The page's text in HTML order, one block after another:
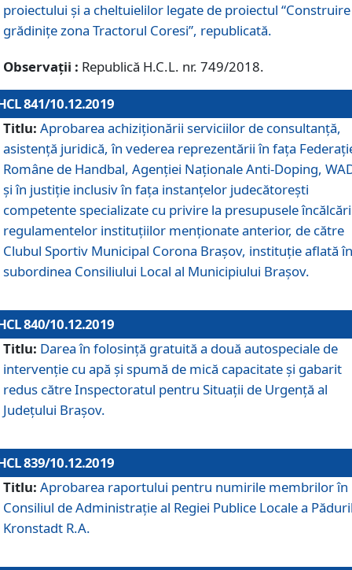
proiectului și a cheltuielilor legate de proiectul “Construire
grădinițe zona Tractorul Coresi”, republicată.
Observații : Republică H.C.L. nr. 749/2018.
841/10.12.2019
Titlu: Aprobarea achiziționării serviciilor de consultanță,
asistență juridică, în vederea reprezentării în fața
Române de Handbal, Agenției Naționale Anti-Doping,
și în justiție inclusiv în fața instanțelor judecătorești
competente specializate cu privire la presupusele
regulamentelor instituțiilor menționate anterior, de către
Clubul Sportiv Municipal Corona Braşov, instituție aflată în
subordinea Consiliului Local al Municipiului Brașov.
840/10.12.2019
Titlu: Darea în folosință gratuită a două autospeciale de
intervenție cu apă și spumă de mică capacitate și gabarit
redus către Inspectoratul pentru Situaţii de Urgenţă al
Judeţului Brașov.
839/10.12.2019
Titlu: Aprobarea raportului pentru numirile membrilor în
Consiliul de Administraţie al Regiei Publice Locale a
Kronstadt R.A.